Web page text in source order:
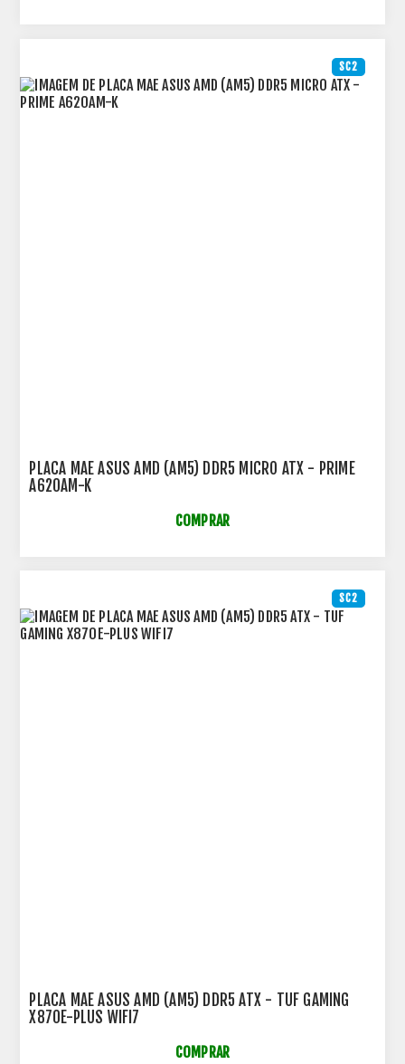
SC2
PLACA MAE ASUS AMD (AM5) DDR5 MICRO ATX - PRIME
A620AM-K
COMPRAR
SC2
PLACA MAE ASUS AMD (AM5) DDR5 ATX - TUF GAMING
X870E-PLUS WIFI7
COMPRAR